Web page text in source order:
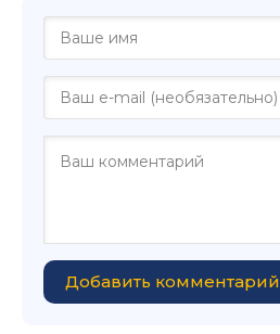
Добавить комментарий